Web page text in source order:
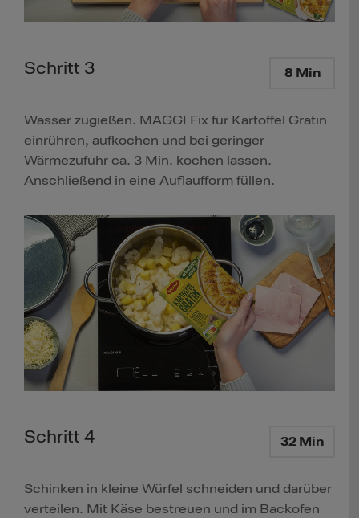
Schritt 3 8 Min
Wasser zugießen. MAGGI Fix für Kartoffel Gratin
einrühren, aufkochen und bei geringer
Wärmezufuhr ca. 3 Min. kochen lassen.
Anschließend in eine Auflaufform füllen.
Schritt 4 32 Min
Schinken in kleine Würfel schneiden und darüber
verteilen. Mit Käse bestreuen und im Backofen